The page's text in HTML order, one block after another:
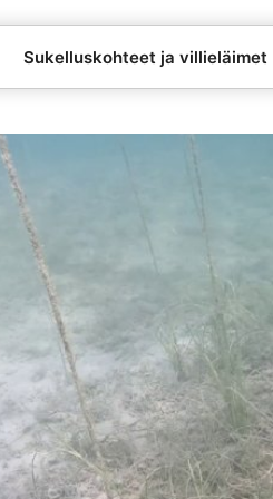
Sukelluskohteet ja villieläimet